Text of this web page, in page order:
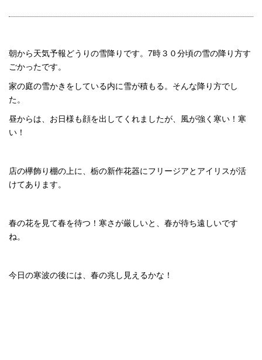
朝から天気予報どうりの雪降りです。7時３０分頃の雪の降り方す
ごかったです。
家の庭の雪かきをしている内に雪が積もる。そんな降り方でし
た。
昼からは、お日様も顔を出してくれましたが、風が強く寒い！寒
い！
店の欅飾り棚の上に、栃の新作花器にフリージアとアイリスが活
けてあります。
春の花を見て春を待つ！寒さが厳しいと、春が待ち遠しいです
ね。
今日の寒波の後には、春の兆し見えるかな！